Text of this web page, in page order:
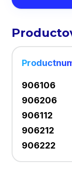
906106
906206
906112
906212
906222